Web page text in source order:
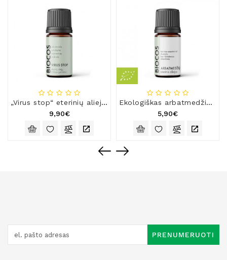
„Virus stop“ eterinių aliejų mišinys
9,90€
Ekologiškas arbatmedžio eterinis aliejus
5,90€
PRENUMERUOTI